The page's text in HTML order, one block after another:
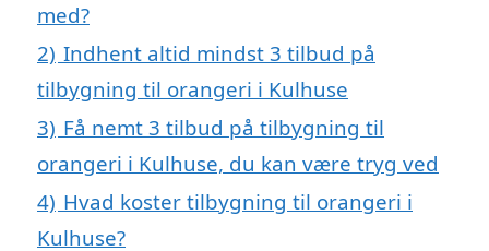
med?
2) Indhent altid mindst 3 tilbud på
tilbygning til orangeri i Kulhuse
3) Få nemt 3 tilbud på tilbygning til
orangeri i Kulhuse, du kan være tryg ved
4) Hvad koster tilbygning til orangeri i
Kulhuse?